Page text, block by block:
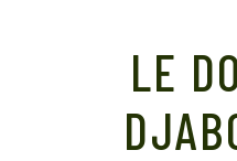
LE